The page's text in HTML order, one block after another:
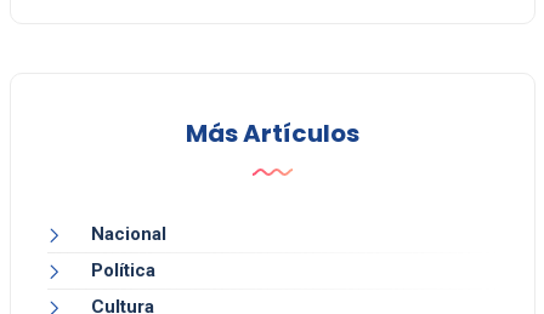
Más Artículos
Nacional
Política
Cultura